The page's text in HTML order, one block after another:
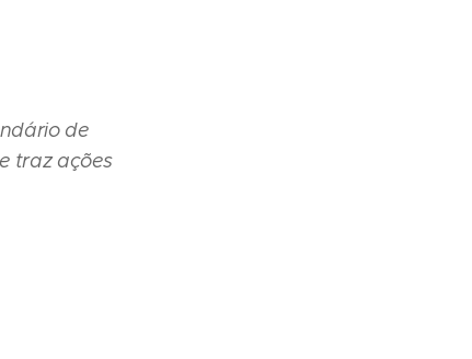
de
traz ações